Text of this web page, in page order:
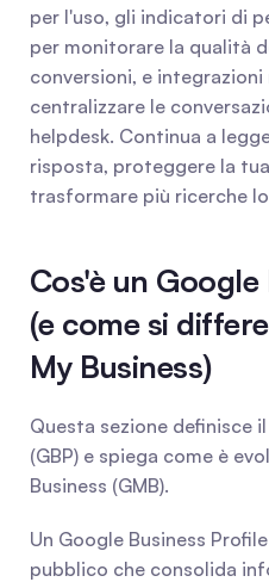
per l'uso, gli indicatori di
per monitorare la qualità
conversioni, e
centralizzare le
helpdesk. Continua a
risposta, proteggere la
trasformare più ricerche
Cos'è un
(e come si
My Business)
Questa sezione definisce
(GBP) e spiega come è
Business (GMB).
Un Google Business
pubblico che consolida